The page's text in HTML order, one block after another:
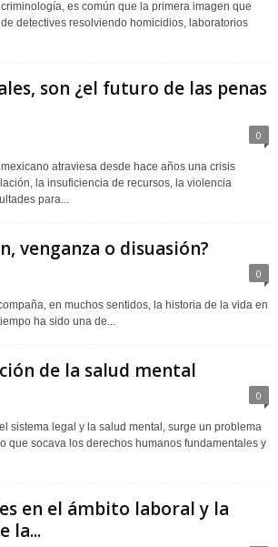
es común que la primera imagen que
detectives resolviendo homicidios, laboratorios
son ¿el futuro de las penas
0
atraviesa desde hace años una crisis
la insuficiencia de recursos, la violencia
para...
venganza o disuasión?
0
en muchos sentidos, la historia de la vida en
ha sido una de...
de la salud mental
0
sistema legal y la salud mental, surge un problema
que socava los derechos humanos fundamentales y
en el ámbito laboral y la
la...